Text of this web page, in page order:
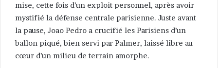
mise, cette fois d’un exploit personnel, après avoir
mystifié la défense centrale parisienne. Juste avant
la pause, Joao Pedro a crucifié les Parisiens d’un
ballon piqué, bien servi par Palmer, laissé libre au
cœur d’un milieu de terrain amorphe.